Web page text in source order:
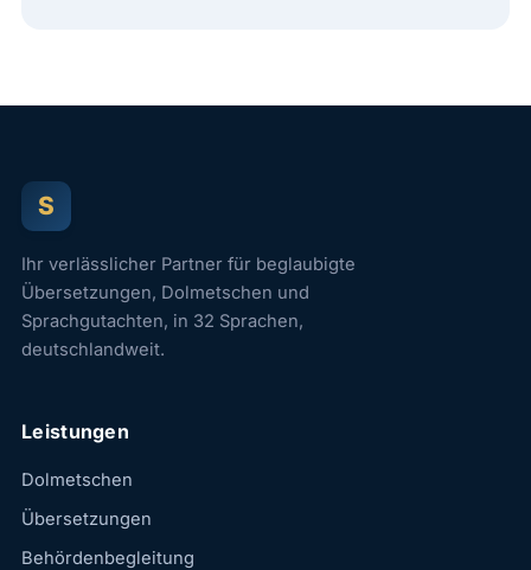
S
Ihr verlässlicher Partner für beglaubigte
Übersetzungen, Dolmetschen und
Sprachgutachten, in 32 Sprachen,
deutschlandweit.
Leistungen
Dolmetschen
Übersetzungen
Behördenbegleitung